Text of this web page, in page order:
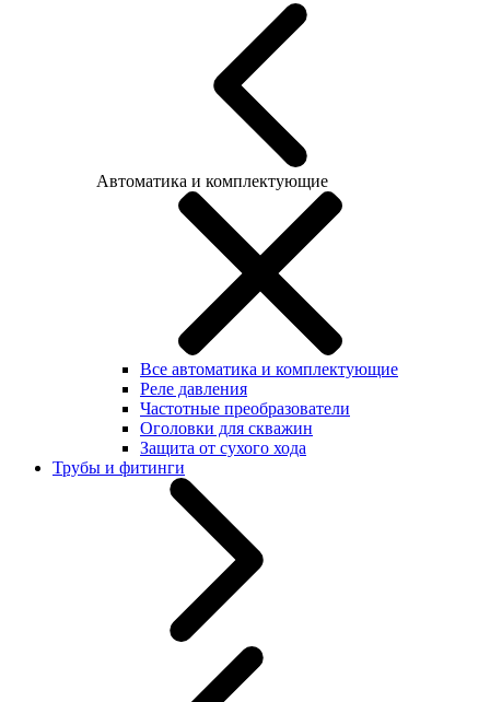
Автоматика и комплектующие
Все автоматика и комплектующие
Реле давления
Частотные преобразователи
Оголовки для скважин
Защита от сухого хода
Трубы и фитинги